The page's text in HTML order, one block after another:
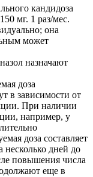
кандидоза
мг. 1 раз/мес.
она
может
назначают
доза
в зависимости от
При наличии
например, у
доза составляет
несколько дней до
повышения числа
еще в